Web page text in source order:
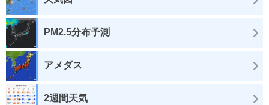
PM2.5分布予測
アメダス
2週間天気